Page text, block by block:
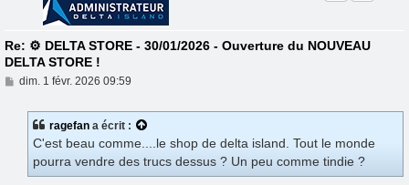
Re: ⚙️ DELTA STORE - 30/01/2026 - Ouverture du NOUVEAU
DELTA STORE !
M
dim. 1 févr. 2026 09:59
ragefan a écrit :
C'est beau comme....le shop de delta island. Tout le monde
pourra vendre des trucs dessus ? Un peu comme tindie ?